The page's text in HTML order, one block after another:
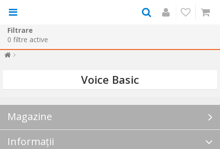
Filtrare
0 filtre active
Voice Basic
Magazine
Informații